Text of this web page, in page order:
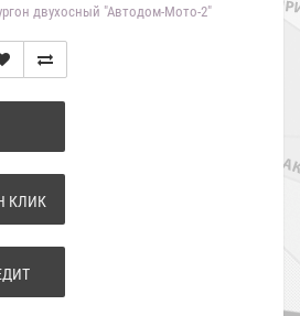
двухосный "Автодом-Мото-2"
КЛИК